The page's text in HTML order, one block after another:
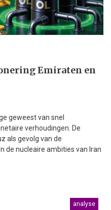
Emiraten en
geweest van snel
verhoudingen. De
als gevolg van de
de nucleaire ambities van Iran
analyse